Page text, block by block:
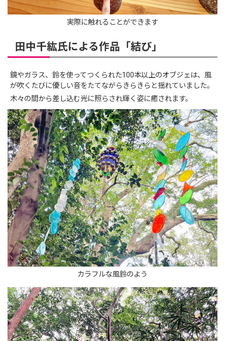
実際に触れることができます
田中千紘氏による作品「結び」
鏡やガラス、鈴を使ってつくられた100本以上のオブジェは、風
が吹くたびに優しい音をたてながらきらきらと揺れていました。
木々の間から差し込む光に照らされ輝く姿に癒されます。
カラフルな風鈴のよう